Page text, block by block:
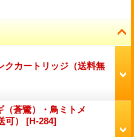
クカートリッジ（送料無
（蒼鷺）・鳥ミトメ
可） [H-284]